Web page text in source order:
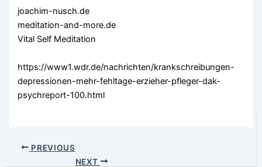
joachim-nusch.de
meditation-and-more.de
Vital Self Meditation
https://www1.wdr.de/nachrichten/krankschreibungen-
depressionen-mehr-fehltage-erzieher-pfleger-dak-
psychreport-100.html
PREVIOUS
NEXT